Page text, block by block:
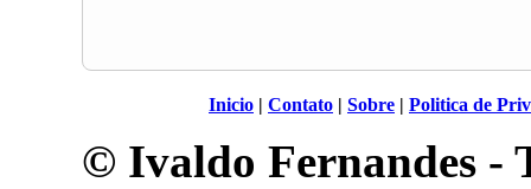
Inicio | Contato | Sobre | Politica de
© Ivaldo Fernandes -